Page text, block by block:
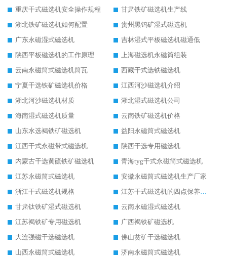
重庆干式磁选机安全操作规程
甘肃铁矿磁选机生产线
湖北铁矿磁选机如何配置
贵州黑钨矿湿式磁选机
广东永磁湿式磁选机
吉林湿式平板磁选机磁通低
陕西平板磁选机的工作原理
上海磁选机永磁筒组装
云南永磁筒式磁选机筒瓦
西藏干式选铁磁选机
宁夏干选铁矿磁选机价格
江西河沙磁选机介绍
湖北河沙磁选机材质
湖北湿式磁选机公司
海南湿式磁选机质量
云南铁矿磁选机价格
山东水选褐铁矿磁选机
益阳永磁筒式磁选机
江西干式永磁带式磁选机
陕西干选专用磁选机
内蒙古干选黄硫铁矿磁选机
青海tyg干式永磁筒式磁选机
江苏永磁筒式磁选机
安徽永磁筒式磁选机生产厂家
浙江干式磁选机规格
江苏干式磁选机的四点保养秘籍
甘肃钛铁矿湿式磁选机
云南永磁湿式磁选机
江苏褐铁矿专用磁选机
广西褐铁矿磁选机
大连强磁干选磁选机
佛山贫矿干选磁选机
山西永磁筒式磁选机
济南永磁筒式磁选机